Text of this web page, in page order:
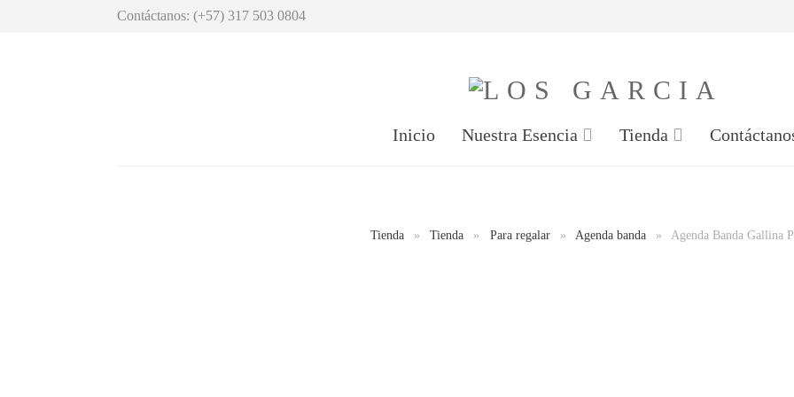
Contáctanos: (+57) 317 503 0804
Inicio Nuestra Esencia Tienda
Tienda » Tienda » Para regalar » Agenda banda » Agenda Banda Gallina